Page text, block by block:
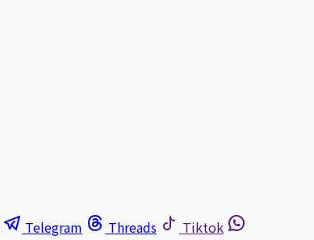
Telegram Threads
Tiktok